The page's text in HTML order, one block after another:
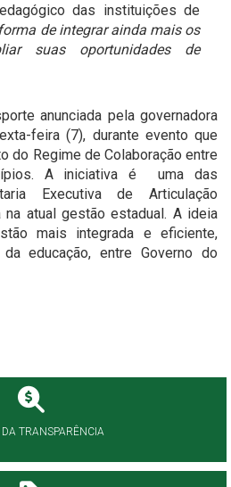
das instituições de
de integrar ainda mais os
suas oportunidades de
anunciada pela governadora
feira (7), durante evento que
do Regime de Colaboração entre
A iniciativa é uma das
Executiva de Articulação
na atual gestão estadual. A ideia
mais integrada e eficiente,
educação, entre Governo do
TRANSPARÊNCIA